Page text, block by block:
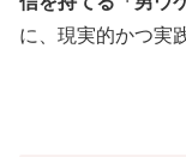
に、現実的かつ実